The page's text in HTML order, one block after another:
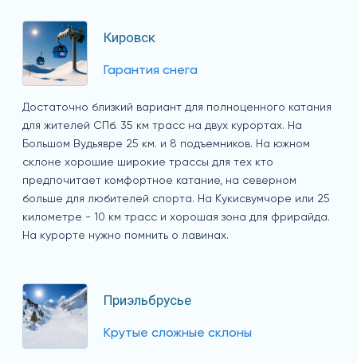
Кировск
Гарантия снега
Достаточно близкий вариант для полноценного катания
для жителей СПб. 35 км трасс на двух курортах. На
Большом Вудьявре 25 км. и 8 подъемников. На южном
склоне хорошие широкие трассы для тех кто
предпочитает комфортное катание, на северном
больше для любителей спорта. На Кукисвумчоре или 25
километре - 10 км трасс и хорошая зона для фрирайда.
На курорте нужно помнить о лавинах.
Приэльбрусье
Крутые сложные склоны